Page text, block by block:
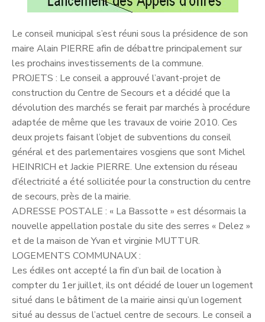
Le conseil municipal s’est réuni sous la présidence de son
maire Alain PIERRE afin de débattre principalement sur
les prochains investissements de la commune.
PROJETS : Le conseil a approuvé l’avant-projet de
construction du Centre de Secours et a décidé que la
dévolution des marchés se ferait par marchés à procédure
adaptée de même que les travaux de voirie 2010. Ces
deux projets faisant l’objet de subventions du conseil
général et des parlementaires vosgiens que sont Michel
HEINRICH et Jackie PIERRE. Une extension du réseau
d’électricité a été sollicitée pour la construction du centre
de secours, près de la mairie.
ADRESSE POSTALE : « La Bassotte » est désormais la
nouvelle appellation postale du site des serres « Delez »
et de la maison de Yvan et virginie MUTTUR.
LOGEMENTS COMMUNAUX :
Les édiles ont accepté la fin d’un bail de location à
compter du 1er juillet, ils ont décidé de louer un logement
situé dans le bâtiment de la mairie ainsi qu’un logement
situé au dessus de l’actuel centre de secours. Le conseil a